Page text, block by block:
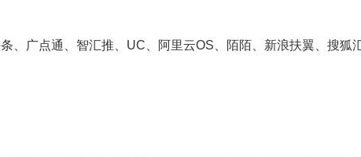
广点通、智汇推、UC、阿里云OS、陌陌、新浪扶翼、搜狐